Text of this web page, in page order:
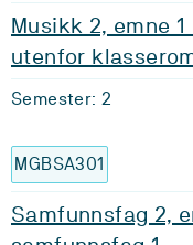
Musikk 2, emne
utenfor
Semester: 2
MGBSA301
Samfunnsfag 2,